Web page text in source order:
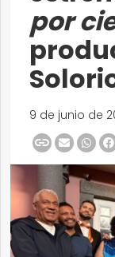
por
9 de junio de